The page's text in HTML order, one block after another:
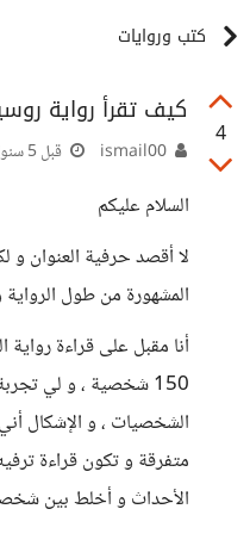
كتب وروايات
4
كيف تقرأ رواية
قبل 5 سنوات
السلام عليكم
لا أقصد حرفية العنوان و
المشهورة من طول
أنا مقبل على قراءة
150 شخصية ، و لي
الشخصيات ، و الإشكال
متفرقة و تكون قراءة
الأحداث و أخلط بين